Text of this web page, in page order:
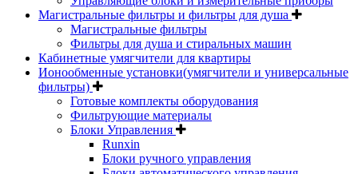
Магистральные фильтры и фильтры для душа
Магистральные фильтры
Фильтры для душа и стиральных машин
Кабинетные умягчители для квартиры
Ионообменные установки(умягчители и универсальные
фильтры)
Готовые комплекты оборудования
Фильтрующие материалы
Блоки Управления
Runxin
Блоки ручного управления